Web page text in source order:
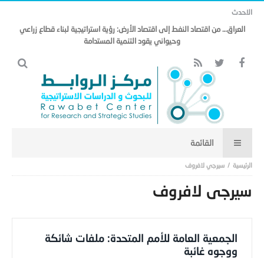
الاحدث
العراق… من اقتصاد النفط إلى اقتصاد الأرض: رؤية استراتيجية لبناء قطاع زراعي
وحيواني يقود التنمية المستدامة
سيرجي لافروف
سيرجي لافروف
الجمعية العامة للأمم المتحدة: ملفات شائكة
ووجوه غائبة